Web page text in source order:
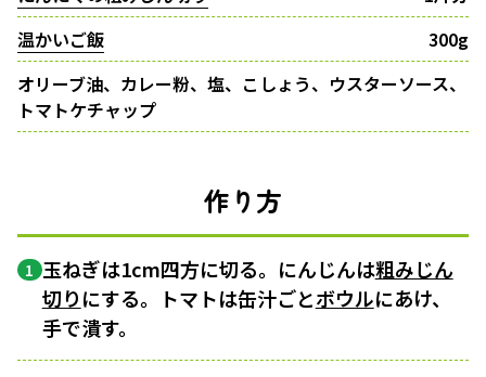
温かいご飯
300g
オリーブ油、カレー粉、塩、こしょう、ウスターソース、
トマトケチャップ
作り方
1 玉ねぎは1cm四方に切る。にんじんは粗みじん
切りにする。トマトは缶汁ごとボウルにあけ、
手で潰す。